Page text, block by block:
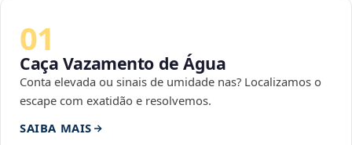
01
Caça Vazamento de Água
Conta elevada ou sinais de umidade nas? Localizamos o
escape com exatidão e resolvemos.
SAIBA MAIS